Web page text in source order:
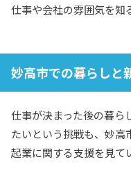
仕事や会社の雰囲気を知
妙高市での暮らしと
仕事が決まった後の暮ら
たいという挑戦も、妙高
起業に関する支援を見て